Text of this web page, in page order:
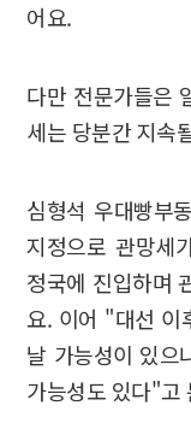
어요.
다만 전문가들은
세는 당분간 지속
심형석 우대빵부
지정으로 관망세
정국에 진입하며
요. 이어 "대선 이
날 가능성이 있으
가능성도 있다"고